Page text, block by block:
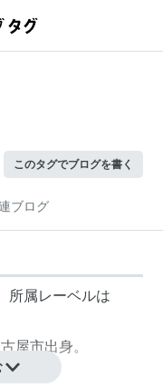
このタグでブログを書く
ブログ
所属レーベルは
屋市出身。
られる。